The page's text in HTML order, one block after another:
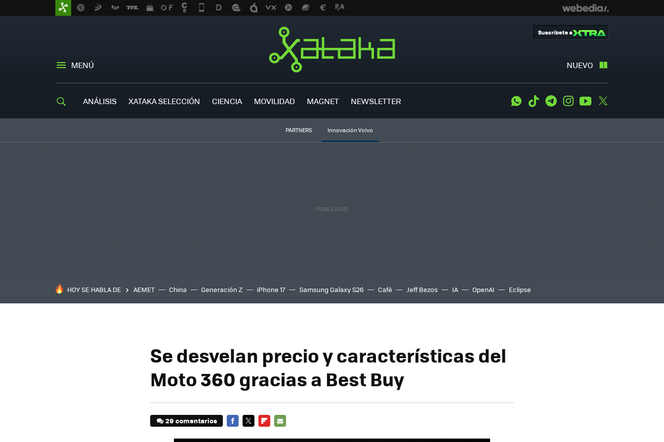
MENÚ NUEVO
Suscríbete a
ANÁLISIS XATAKA SELECCIÓN CIENCIA MOVILIDAD MAGNET NEWSLETTER WhatsApp
Tiktok TelegramInstagramYoutube
PARTNERS Innovación Volvo
HOY SE HABLA DE AEMET China Generación Z iPhone 17 Samsung Galaxy S26 Café Jeff Bezos IA OpenAI Eclipse
Se desvelan precio y características del
Moto 360 gracias a Best Buy
29 comentarios